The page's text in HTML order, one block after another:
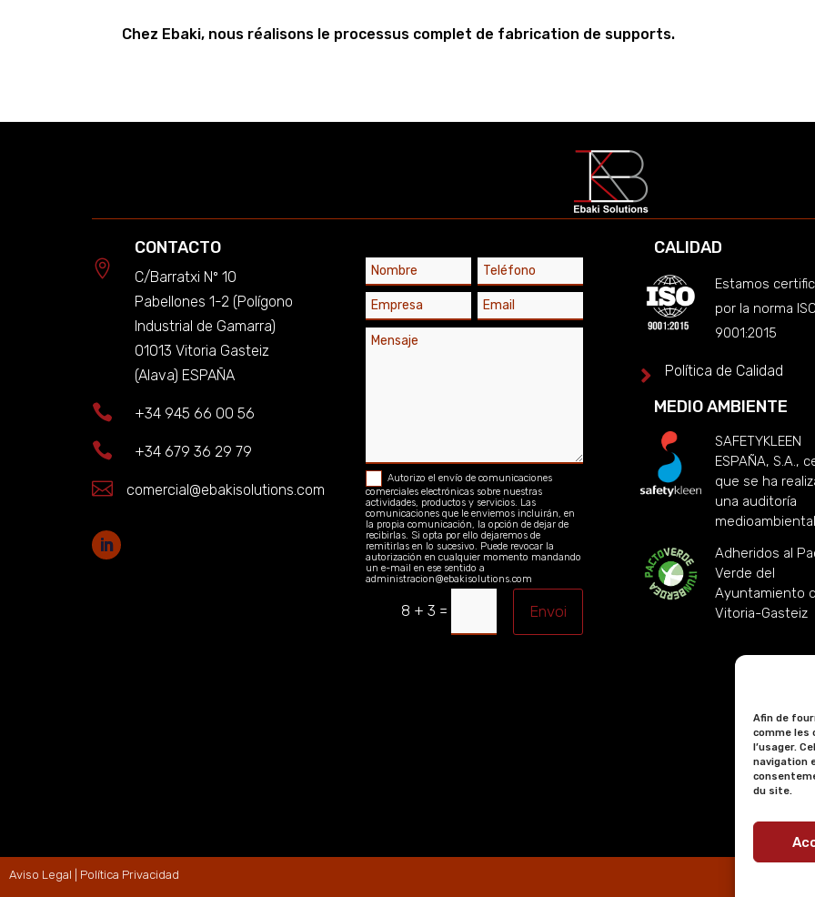
Afin de
comme les
l’usager.
navigation
du site.
Chez Ebaki, nous réalisons le processus complet de fabrication de supports.

CONTACTO
C/Barratxi Nº 10
Pabellones 1-2 (Polígono
Industrial de Gamarra)
01013 Vitoria Gasteiz
(Alava) ESPAÑA
 +34 945 66 00 56
 +34 679 36 29 79
 comercial@ebakisolutions.com
Autorizo el envío de comunicaciones
comerciales electrónicas sobre nuestras
actividades, productos y servicios. Las
comunicaciones que le enviemos incluirán, en
la propia comunicación, la opción de dejar de
recibirlas. Si opta por ello dejaremos de
remitirlas en lo sucesivo. Puede revocar la
autorización en cualquier momento mandando
un e-mail en ese sentido a
administracion@ebakisolutions.com
8 + 3 = Envoi
CALIDAD
Estamos
por la norma
9001:2015
 Política de Calidad
MEDIO AMBIENTE
SAFETYKLEEN
ESPAÑA, S.A.,
que se ha
una auditoría
medioambiental
Adheridos al
Verde del
Ayuntamiento
Vitoria-Gasteiz
Aviso Legal | Política Privacidad